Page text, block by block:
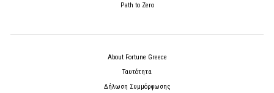
Path to Zero
About Fortune Greece
Ταυτότητα
Δήλωση Συμμόρφωσης